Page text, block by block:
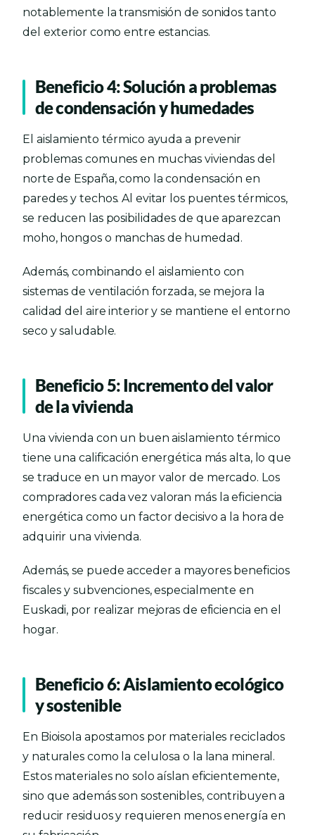
notablemente la transmisión de sonidos tanto
del exterior como entre estancias.
Beneficio 4: Solución a problemas
de condensación y humedades
El aislamiento térmico ayuda a prevenir
problemas comunes en muchas viviendas del
norte de España, como la condensación en
paredes y techos. Al evitar los puentes térmicos,
se reducen las posibilidades de que aparezcan
moho, hongos o manchas de humedad.
Además, combinando el aislamiento con
sistemas de ventilación forzada, se mejora la
calidad del aire interior y se mantiene el entorno
seco y saludable.
Beneficio 5: Incremento del valor
de la vivienda
Una vivienda con un buen aislamiento térmico
tiene una calificación energética más alta, lo que
se traduce en un mayor valor de mercado. Los
compradores cada vez valoran más la eficiencia
energética como un factor decisivo a la hora de
adquirir una vivienda.
Además, se puede acceder a mayores beneficios
fiscales y subvenciones, especialmente en
Euskadi, por realizar mejoras de eficiencia en el
hogar.
Beneficio 6: Aislamiento ecológico
y sostenible
En Bioisola apostamos por materiales reciclados
y naturales como la celulosa o la lana mineral.
Estos materiales no solo aíslan eficientemente,
sino que además son sostenibles, contribuyen a
reducir residuos y requieren menos energía en